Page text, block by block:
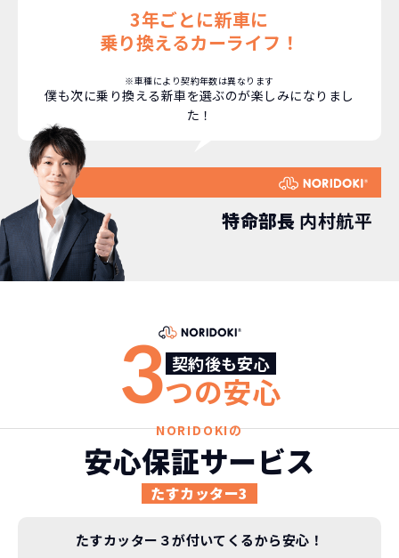
安さの秘密
高残価設定を実現！
ジョイカルジャパンが今まで培ってきた
ノウハウを集約することでこの「超高残
価設定」を実現しました。
また特定の車両に絞ることによりこの価
格設定が可能となりました。
3年以内の契約なので、故障リスクが非常
に少なくなります。例え故障してもメーカ
ー保証があるから安心です。
契約リスクが少ない
ライフスタイルに合わせたお車の選択が
できます。急な引っ越し、転勤、家族が増
えるなど。その時その時の状況に合わせ
た車を選べるっていいとおもいません
新車購入時の税金や
諸費用などが不要
車を購入する場合、購入時に｢登録時諸費
用｣や「各種税金」は車両本体以外にかか
ります。
継続的にかかる費用が
コミコミ
3年ごとに新車に
乗り換えるカーライフ！
※車種により契約年数は異なります
僕も次に乗り換える新車を選ぶのが楽しみになりまし
た！
特命部長 内村航平
契約後も安心
3つの安心
NORIDOKIの
安心保証サービス
たすカッター3
たすカッター３が付いてくるから安心！